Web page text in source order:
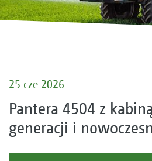
25 cze 2026
Pantera 4504 z
generacji i